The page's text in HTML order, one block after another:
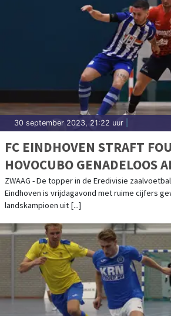
30 september 2023, 21:22 uur
FC EINDHOVEN STRAFT
HOVOCUBO GENADELOOS
ZWAAG - De topper in de Eredivisie
Eindhoven is vrijdagavond met ruime cijfers
landskampioen uit [...]